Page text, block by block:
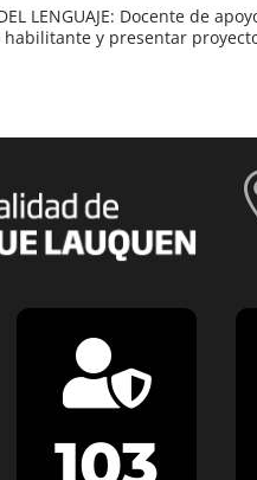
DEL LENGUAJE: Docente de
y presentar

103